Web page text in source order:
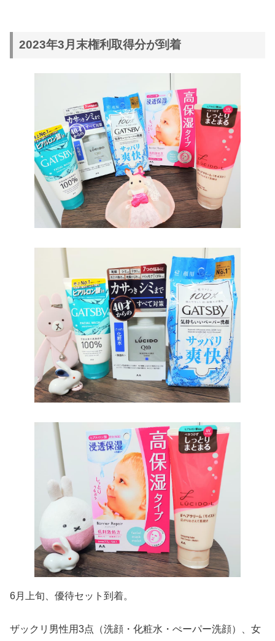
2023年3月末権利取得分が到着
6月上旬、優待セット到着。
ザックリ男性用3点（洗顔・化粧水・ぺーパー洗顔）、女